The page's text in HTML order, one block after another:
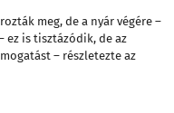
meg, de a nyár végére –
ez is tisztázódik, de az
– részletezte az